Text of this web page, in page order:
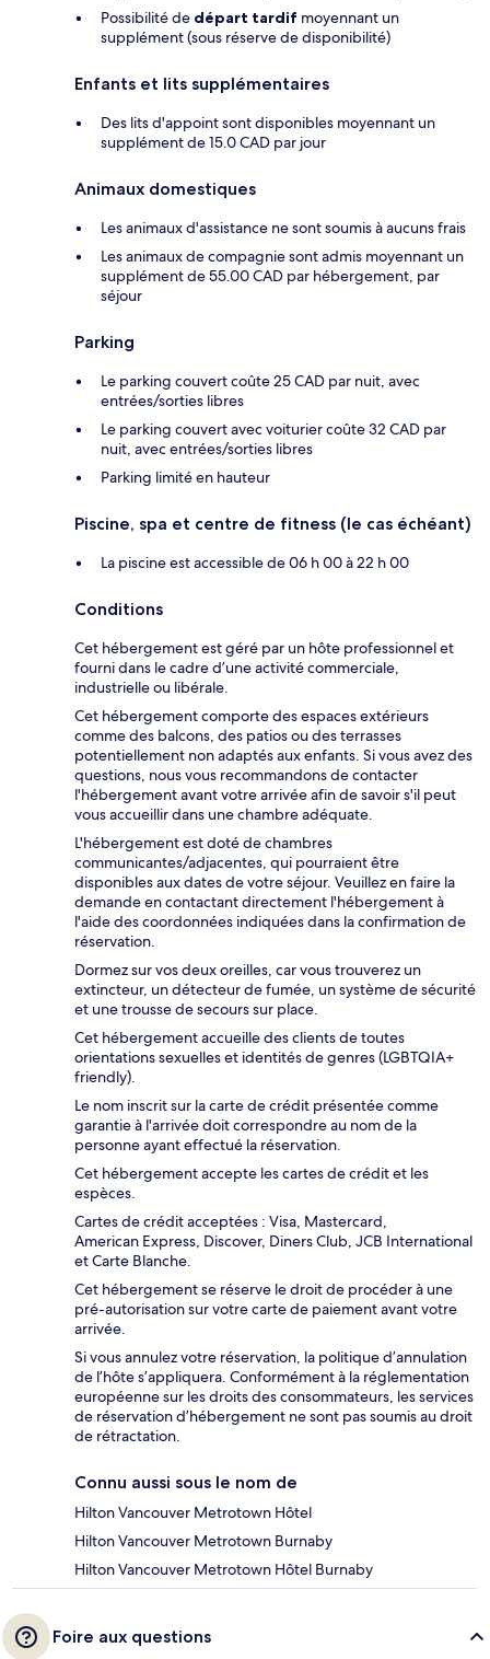
Possibilité de départ tardif moyennant un
supplément (sous réserve de disponibilité)
Enfants et lits supplémentaires
Des lits d'appoint sont disponibles moyennant un
supplément de 15.0 CAD par jour
Animaux domestiques
Les animaux d'assistance ne sont soumis à aucuns frais
Les animaux de compagnie sont admis moyennant un
supplément de 55.00 CAD par hébergement, par
séjour
Parking
Le parking couvert coûte 25 CAD par nuit, avec
entrées/sorties libres
Le parking couvert avec voiturier coûte 32 CAD par
nuit, avec entrées/sorties libres
Parking limité en hauteur
Piscine, spa et centre de fitness (le cas échéant)
La piscine est accessible de 06 h 00 à 22 h 00
Conditions
Cet hébergement est géré par un hôte professionnel et
fourni dans le cadre d’une activité commerciale,
industrielle ou libérale.
Cet hébergement comporte des espaces extérieurs
comme des balcons, des patios ou des terrasses
potentiellement non adaptés aux enfants. Si vous avez des
questions, nous vous recommandons de contacter
l'hébergement avant votre arrivée afin de savoir s'il peut
vous accueillir dans une chambre adéquate.
L'hébergement est doté de chambres
communicantes/adjacentes, qui pourraient être
disponibles aux dates de votre séjour. Veuillez en faire la
demande en contactant directement l'hébergement à
l'aide des coordonnées indiquées dans la confirmation de
réservation.
Dormez sur vos deux oreilles, car vous trouverez un
extincteur, un détecteur de fumée, un système de sécurité
et une trousse de secours sur place.
Cet hébergement accueille des clients de toutes
orientations sexuelles et identités de genres (LGBTQIA+
friendly).
Le nom inscrit sur la carte de crédit présentée comme
garantie à l'arrivée doit correspondre au nom de la
personne ayant effectué la réservation.
Cet hébergement accepte les cartes de crédit et les
espèces.
Cartes de crédit acceptées : Visa, Mastercard,
American Express, Discover, Diners Club, JCB International
et Carte Blanche.
Cet hébergement se réserve le droit de procéder à une
pré-autorisation sur votre carte de paiement avant votre
arrivée.
Si vous annulez votre réservation, la politique d’annulation
de l’hôte s’appliquera. Conformément à la réglementation
européenne sur les droits des consommateurs, les services
de réservation d’hébergement ne sont pas soumis au droit
de rétractation.
Connu aussi sous le nom de
Hilton Vancouver Metrotown Hôtel
Hilton Vancouver Metrotown Burnaby
Hilton Vancouver Metrotown Hôtel Burnaby
Foire aux questions